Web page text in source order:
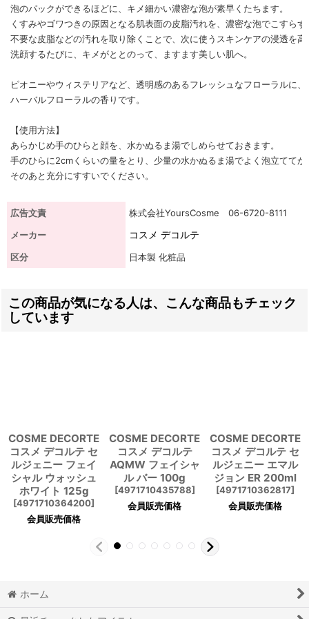
泡のパックができるほどに、キメ細かい濃密な泡が素早くたちます。
くすみやゴワつきの原因となる肌表面の皮脂汚れを、濃密な泡でこすら
不要な皮脂などの汚れを取り除くことで、次に使うスキンケアの浸透を高
洗顔するたびに、キメがととのって、ますます美しい肌へ。
ピオニーやウィステリアなど、透明感のあるフレッシュなフローラルに
ハーバルフローラルの香りです。
【使用方法】
あらかじめ手のひらと顔を、水かぬるま湯でしめらせておきます。
手のひらに2cmくらいの量をとり、少量の水かぬるま湯でよく泡立てて
そのあと充分にすすいでください。
広告文責
株式会社YoursCosme 06-6720-8111
メーカー
コスメ デコルテ
区分 日本製 化粧品
この商品が気になる人は、こんな商品もチェック
しています
COSME DECORTE
コスメ デコルテ セ
ルジェニー フェイ
シャル ウォッシュ
ホワイト 125g
[4971710364200]
会員販売価格
COSME DECORTE
コスメ デコルテ
AQMW フェイシャ
ル バー 100g
[4971710435788]
会員販売価格
COSME DECORTE
コスメ デコルテ セ
ルジェニー エマル
ジョン ER 200ml
[4971710362817]
会員販売価格
ホーム